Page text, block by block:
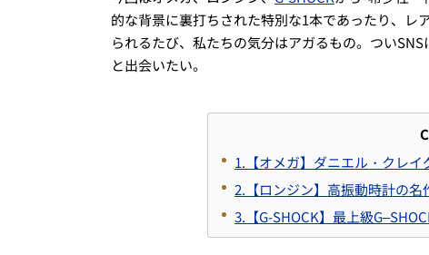
的な背景に裏打ちされた特別な1本であったり、レ
られるたび、私たちの気分はアガるもの。つい
と出会いたい。
1.【オメガ】ダニエル・クレイ
2.【ロンジン】高振動時計の名
3.【G-SHOCK】最上級